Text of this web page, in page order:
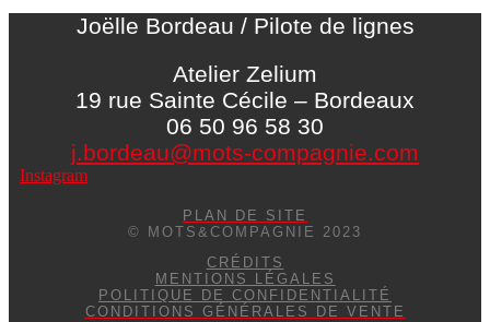
Joëlle Bordeau / Pilote de lignes
Atelier Zelium
19 rue Sainte Cécile – Bordeaux
06 50 96 58 30
j.bordeau@mots-compagnie.com
Instagram
PLAN DE SITE
© MOTS&COMPAGNIE 2023
CRÉDITS
MENTIONS LÉGALES
POLITIQUE DE CONFIDENTIALITÉ
CONDITIONS GÉNÉRALES DE VENTE